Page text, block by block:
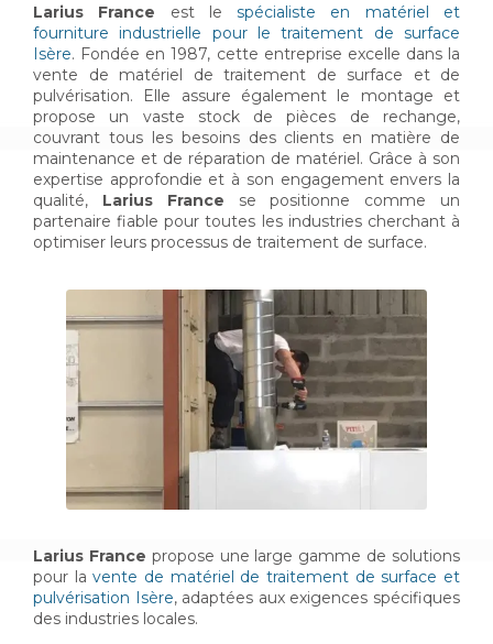
Larius France est lespécialiste en matériel et
fourniture industrielle pour le traitement de surface
Isère. Fondée en 1987, cette entreprise excelle dans la
vente de matériel de traitement de surface et de
pulvérisation. Elle assure également le montage et
propose un vaste stock de pièces de rechange,
couvrant tous les besoins des clients en matière de
maintenance et de réparation de matériel. Grâce à son
expertise approfondie et à son engagement envers la
qualité, Larius France se positionne comme un
partenaire fiable pour toutes les industries cherchant à
optimiser leurs processus de traitement de surface.
Larius France propose une large gamme de solutions
pour lavente de matériel de traitement de surface et
pulvérisation Isère, adaptées aux exigences spécifiques
des industries locales.